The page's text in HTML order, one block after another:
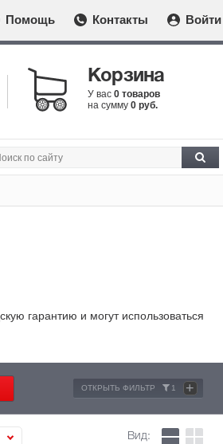
Помощь Контакты Войти
Корзина
У вас 0 товаров
на сумму 0 руб.
гарантию и могут использоваться
ОТКРЫТЬ ФИЛЬТР 1 +
Вид: